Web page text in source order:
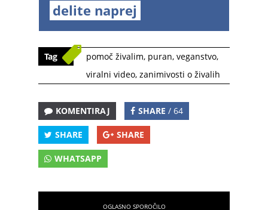
delite naprej
Tag pomoč živalim, puran, veganstvo,
viralni video, zanimivosti o živalih
KOMENTIRAJ SHARE / 64
SHARE SHARE
WHATSAPP